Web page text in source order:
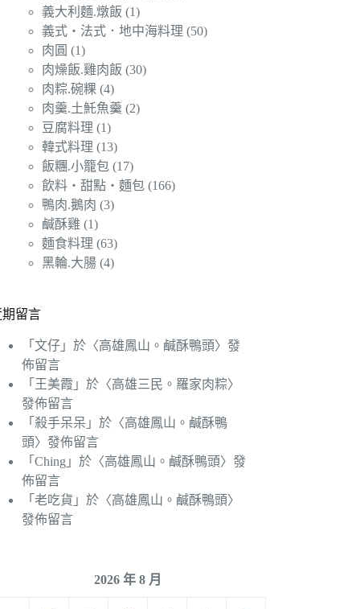
義大利麵.燉飯 (1)
義式‧法式．地中海料理 (50)
肉圓 (1)
肉燥飯.雞肉飯 (30)
肉粽.碗粿 (4)
肉羹.土魠魚羹 (2)
豆腐料理 (1)
韓式料理 (13)
飯糰.小籠包 (17)
飲料‧甜點‧麵包 (166)
鴨肉.鵝肉 (3)
鹹酥雞 (1)
麵食料理 (63)
黑輪.大腸 (4)
期留言
「文仔 」於〈高雄鳳山。鹹酥鴨頭〉發
佈留言
「 王美霞 」於〈高雄三民。羅家肉粽〉
發佈留言
「殺手呆呆 」於〈高雄鳳山。鹹酥鴨
頭〉發佈留言
「Ching 」於〈高雄鳳山。鹹酥鴨頭〉發
佈留言
「老吃貨 」於〈高雄鳳山。鹹酥鴨頭〉
發佈留言
2026 年 8 月